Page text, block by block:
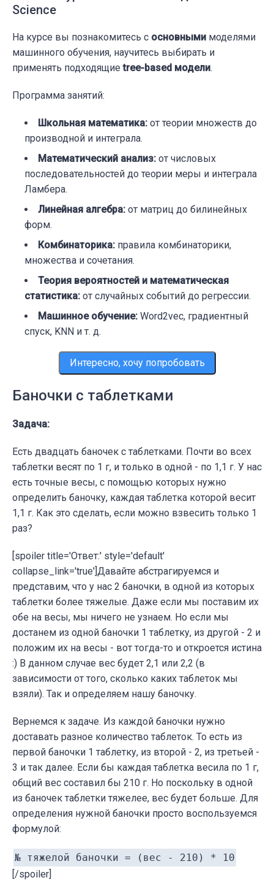
Science
На курсе вы познакомитесь с основными моделями
машинного обучения, научитесь выбирать и
применять подходящиеtree-based модели.
Программа занятий:
Школьная математика: от теории множеств до
производной и интеграла.
Математический анализ: от числовых
последовательностей до теории меры и интеграла
Ламбера.
Линейная алгебра: от матриц до билинейных
форм.
Комбинаторика: правила комбинаторики,
множества и сочетания.
Теория вероятностей и математическая
статистика: от случайных событий до регрессии.
Машинное обучение: Word2vec, градиентный
спуск, KNN и т. д.
Интересно, хочу попробовать
Баночки с таблетками
Задача:
Есть двадцать баночек с таблетками. Почти во всех
таблетки весят по 1 г, и только в одной - по 1,1 г. У нас
есть точные весы, с помощью которых нужно
определить баночку, каждая таблетка которой весит
1,1 г. Как это сделать, если можно взвесить только 1
раз?
[spoiler title='Ответ:' style='default'
collapse_link='true']Давайте абстрагируемся и
представим, что у нас 2 баночки, в одной из которых
таблетки более тяжелые. Даже если мы поставим их
обе на весы, мы ничего не узнаем. Но если мы
достанем из одной баночки 1 таблетку, из другой - 2 и
положим их на весы - вот тогда-то и откроется истина
:) В данном случае вес будет 2,1 или 2,2 (в
зависимости от того, сколько каких таблеток мы
взяли). Так и определяем нашу баночку.
Вернемся к задаче. Из каждой баночки нужно
доставать разное количество таблеток. То есть из
первой баночки 1 таблетку, из второй - 2, из третьей -
3 и так далее. Если бы каждая таблетка весила по 1 г,
общий вес составил бы 210 г. Но поскольку в одной
из баночек таблетки тяжелее, вес будет больше. Для
определения нужной баночки просто воспользуемся
формулой:
№ тяжелой баночки = (вес - 210) * 10
[/spoiler]